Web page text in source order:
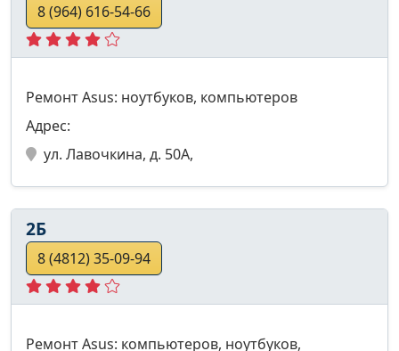
8 (964) 616-54-66
Ремонт Asus: ноутбуков, компьютеров
Адрес:
ул. Лавочкина, д. 50А,
2Б
8 (4812) 35-09-94
Ремонт Asus: компьютеров, ноутбуков,